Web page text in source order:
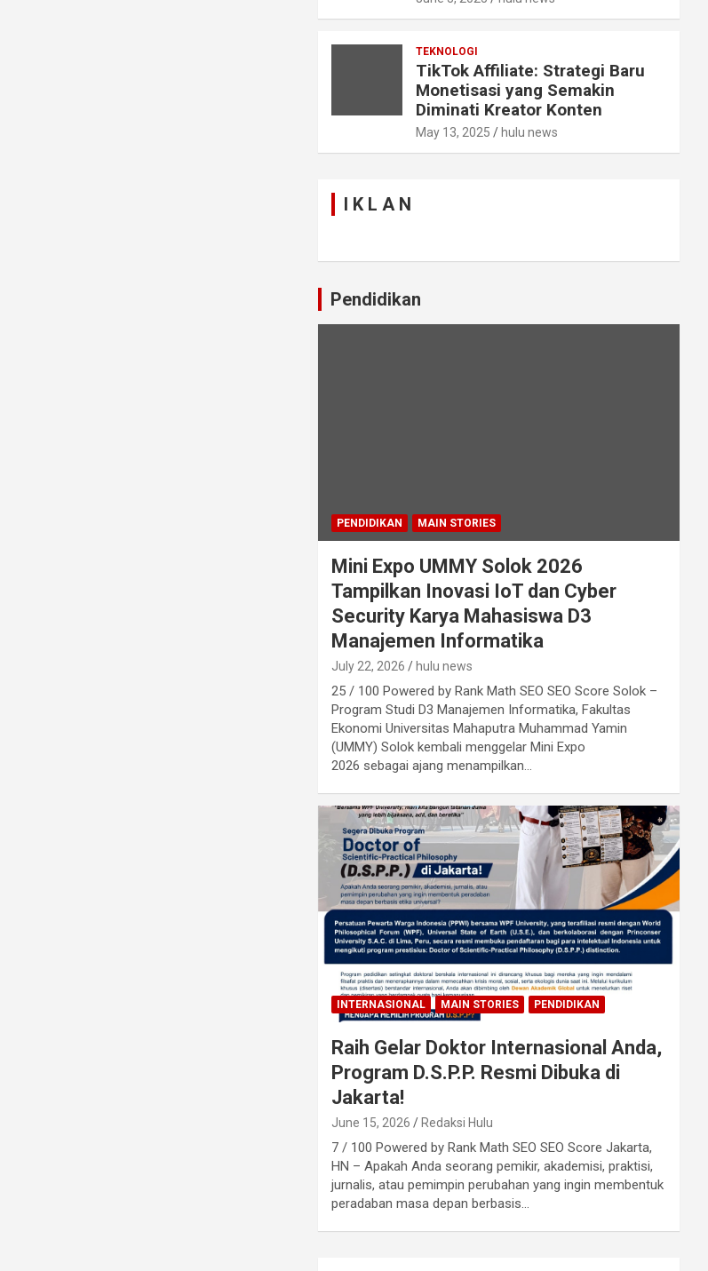
TEKNOLOGI
TikTok Affiliate: Strategi Baru
Monetisasi yang Semakin
Diminati Kreator Konten
May 13, 2025 hulu news
I K L A N
Pendidikan
PENDIDIKAN MAIN STORIES
Mini Expo UMMY Solok 2026
Tampilkan Inovasi IoT dan Cyber
Security Karya Mahasiswa D3
Manajemen Informatika
July 22, 2026 hulu news
25 / 100 Powered by Rank Math SEO SEO Score Solok –
Program Studi D3 Manajemen Informatika, Fakultas
Ekonomi Universitas Mahaputra Muhammad Yamin
(UMMY) Solok kembali menggelar Mini Expo
2026 sebagai ajang menampilkan…
INTERNASIONAL MAIN STORIES PENDIDIKAN
Raih Gelar Doktor Internasional Anda,
Program D.S.P.P. Resmi Dibuka di
Jakarta!
June 15, 2026 Redaksi Hulu
7 / 100 Powered by Rank Math SEO SEO Score Jakarta,
HN – Apakah Anda seorang pemikir, akademisi, praktisi,
jurnalis, atau pemimpin perubahan yang ingin membentuk
peradaban masa depan berbasis…